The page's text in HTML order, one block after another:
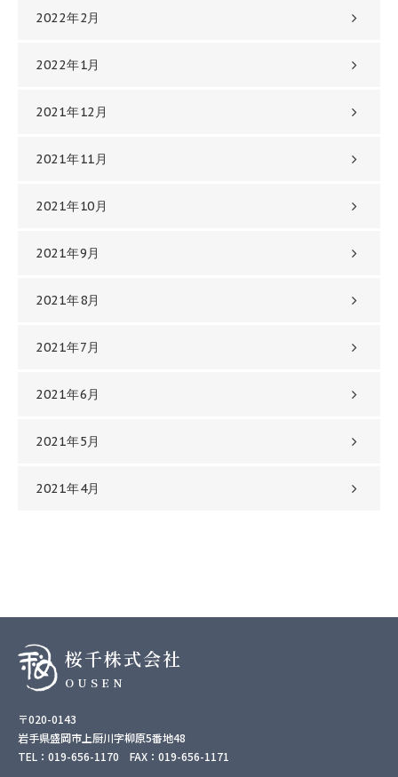
2022年2月
2022年1月
2021年12月
2021年11月
2021年10月
2021年9月
2021年8月
2021年7月
2021年6月
2021年5月
2021年4月
桜千株式会社
OUSEN
〒020-0143
岩手県盛岡市上厨川字柳原5番地48
TEL：019-656-1170 FAX：019-656-1171